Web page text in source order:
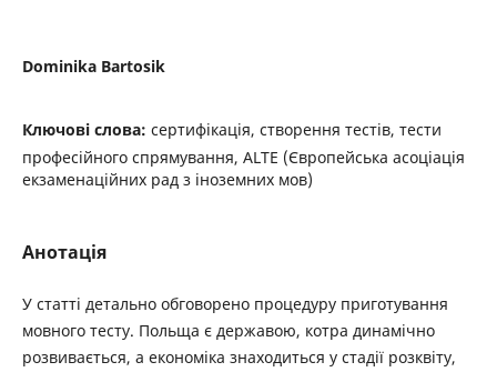
Dominika Bartosik
Ключові слова: сертифікація, створення тестів, тести
професійного спрямування, ALTE (Європейська асоціація
екзаменаційних рад з іноземних мов)
Анотація
У статті детально обговорено процедуру приготування
мовного тесту. Польща є державою, котра динамічно
розвивається, а економіка знаходиться у стадії розквіту,